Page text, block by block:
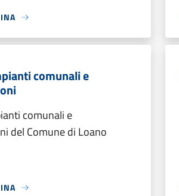
comunali e
comunali e
del Comune di Loano